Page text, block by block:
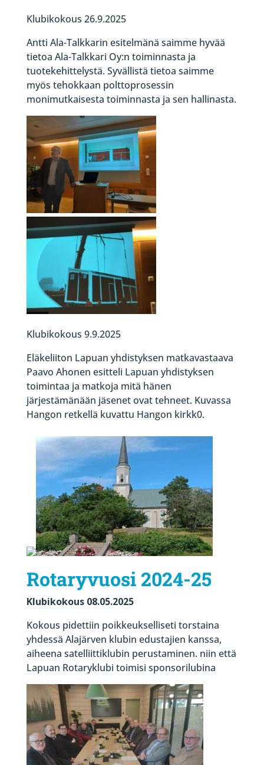
Klubikokous 26.9.2025
Antti Ala-Talkkarin esitelmänä saimme hyvää
tietoa Ala-Talkkari Oy:n toiminnasta ja
tuotekehittelystä. Syvällistä tietoa saimme
myös tehokkaan polttoprosessin
monimutkaisesta toiminnasta ja sen hallinasta.
Klubikokous 9.9.2025
Eläkeliiton Lapuan yhdistyksen matkavastaava
Paavo Ahonen esitteli Lapuan yhdistyksen
toimintaa ja matkoja mitä hänen
järjestämänään jäsenet ovat tehneet. Kuvassa
Hangon retkellä kuvattu Hangon kirkk0.
Rotaryvuosi 2024-25
Klubikokous 08.05.2025
Kokous pidettiin poikkeukselliseti torstaina
yhdessä Alajärven klubin edustajien kanssa,
aiheena satelliittiklubin perustaminen. niin että
Lapuan Rotaryklubi toimisi sponsorilubina